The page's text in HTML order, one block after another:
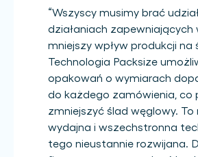
“Wszyscy musimy brać
działaniach zapewniających
mniejszy wpływ produkcji na
Technologia Packsize
opakowań o wymiarach
do każdego zamówienia, co
zmniejszyć ślad węglowy. To
wydajna i wszechstronna
tego nieustannie rozwijana.